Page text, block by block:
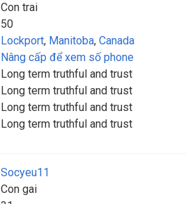
Con trai
50
Lockport, Manitoba, Canada
Nâng cấp để xem số phone
Long term truthful and trust
Long term truthful and trust
Long term truthful and trust
Long term truthful and trust
Socyeu11
Con gai